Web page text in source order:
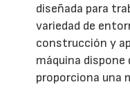
diseñada para
variedad de
construcción y
máquina dispone
proporciona una